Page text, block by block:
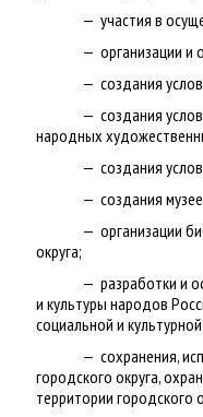
участия в
организации и
создания
создания
народных
создания
создания
организации
округа;
разработки и
и культуры народов
социальной и
сохранения,
городского округа,
территории городского